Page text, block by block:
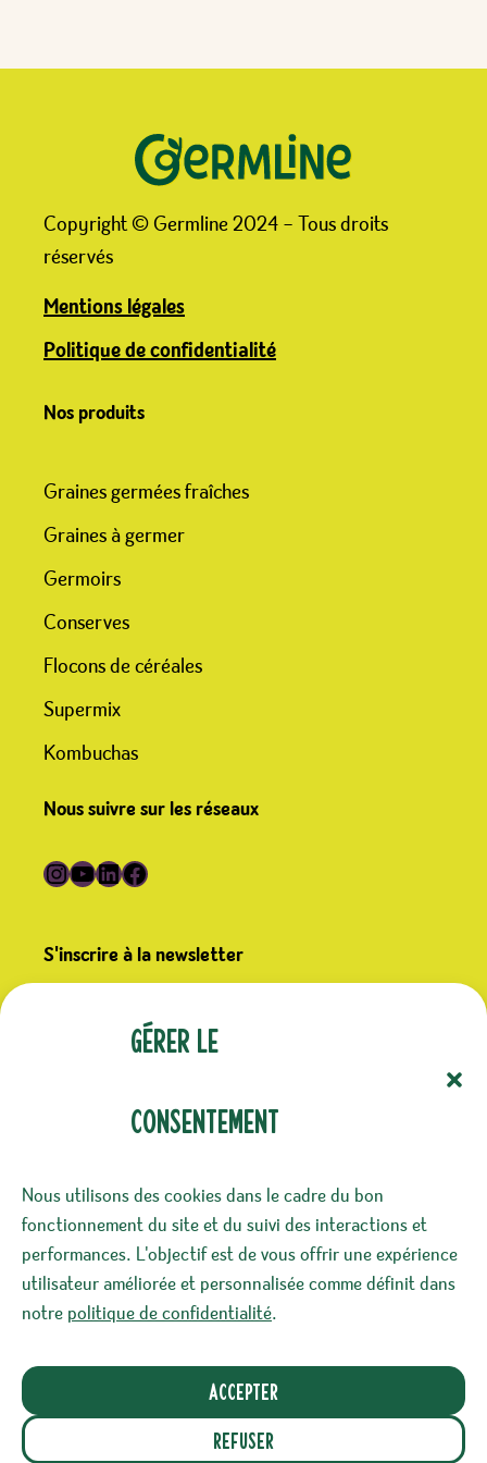
Gérer le
consentement
Nous utilisons des cookies dans le cadre du bon
fonctionnement du site et du suivi des interactions et
performances. L'objectif est de vous offrir une expérience
utilisateur améliorée et personnalisée comme définit dans
notre politique de confidentialité.
Accepter
Refuser
Copyright © Germline 2024 – Tous droits
réservés
Mentions légales
Politique de confidentialité
Nos produits
Graines germées fraîches
Graines à germer
Germoirs
Conserves
Flocons de céréales
Supermix
Kombuchas
Nous suivre sur les réseaux
Suivre Germline sur Instagram
Suivre Germline sur YouTube
Suivre Germline sur LinkedIn
Suivre Germline sur Facebook
S'inscrire à la newsletter
(Nécessaire)
J‘accepte le stockage et le traitement de mes
données par ce site. -Politique de
confidentialité *
Ce site a été éco-conçu dans l’objectif de réduire
son impact environnemental*. Nous prenons
également soin de vos données personnelles.